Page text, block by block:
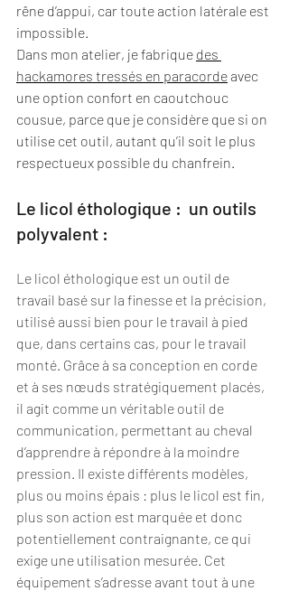
rêne d’appui, car toute action latérale est
impossible.
Dans mon atelier, je fabrique des
hackamores tressés en paracorde avec
une option confort en caoutchouc
cousue, parce que je considère que si on
utilise cet outil, autant qu’il soit le plus
respectueux possible du chanfrein.
Le licol éthologique :  un outils
polyvalent :
Le licol éthologique est un outil de
travail basé sur la finesse et la précision,
utilisé aussi bien pour le travail à pied
que, dans certains cas, pour le travail
monté. Grâce à sa conception en corde
et à ses nœuds stratégiquement placés,
il agit comme un véritable outil de
communication, permettant au cheval
d’apprendre à répondre à la moindre
pression. Il existe différents modèles,
plus ou moins épais : plus le licol est fin,
plus son action est marquée et donc
potentiellement contraignante, ce qui
exige une utilisation mesurée. Cet
équipement s’adresse avant tout à une